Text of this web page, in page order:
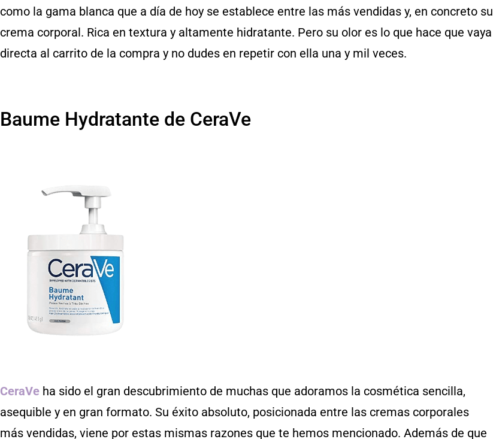
como la gama blanca que a día de hoy se establece entre las más vendidas y, en concreto su
crema corporal. Rica en textura y altamente hidratante. Pero su olor es lo que hace que vaya
directa al carrito de la compra y no dudes en repetir con ella una y mil veces.
Baume Hydratante de CeraVe
CeraVe ha sido el gran descubrimiento de muchas que adoramos la cosmética sencilla,
asequible y en gran formato. Su éxito absoluto, posicionada entre las cremas corporales
más vendidas, viene por estas mismas razones que te hemos mencionado. Además de que